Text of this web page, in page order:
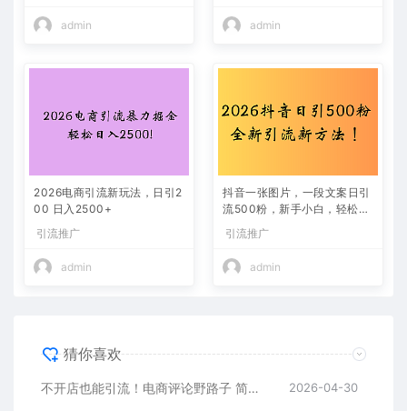
admin admin
2026电商引流新玩法，日引2
00 日入2500+
引流推广
admin
抖音一张图片，一段文案日引
流500粉，新手小白，轻松上
引流推广
admin
猜你喜欢
不开店也能引流！电商评论野路子 简单粗暴 有手就能做 2026-04-30